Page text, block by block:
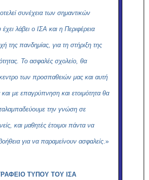
συνέχεια των σημαντικών
λάβει ο ΙΣΑ και η Περιφέρεια
της πανδημίας, για τη στήριξη της
Το ασφαλές σχολείο, θα
των προσπαθειών μας και αυτή
και με επαγρύπνηση και ετοιμότητα θα
την γνώση σε
και μαθητές έτοιμοι πάντα να
για να παραμείνουν ασφαλείς.»
ΤΥΠΟΥ ΤΟΥ ΙΣΑ